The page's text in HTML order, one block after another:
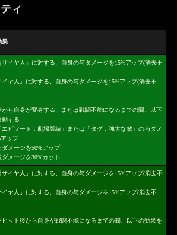
ィ
果
サイヤ人」に対する、自身の与ダメージを15%アップ(消去不
イヤ人」に対する、自身の与ダメージを15%アップ(消去不
から自身が変身する、または戦闘不能になるまでの間、以下
動する
エピソード：劇場版編」または「タグ：強大な敵」の与ダメ
アップ
ダメージを50%アップ
ダメージを30%カット
サイヤ人」に対する、自身の与ダメージを15%アップ(消去不
イヤ人」に対する、自身の与ダメージを15%アップ(消去不
ヒット後から自身が戦闘不能になるまでの間、以下の効果を